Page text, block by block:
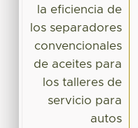
la eficiencia de
los separadores
convencionales
de aceites para
los talleres de
servicio para
autos